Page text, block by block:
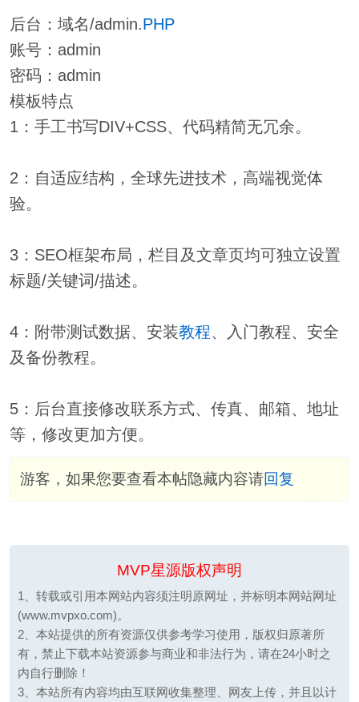
后台：域名/admin.PHP
账号：admin
密码：admin
模板特点
1：手工书写DIV+CSS、代码精简无冗余。
2：自适应结构，全球先进技术，高端视觉体
验。
3：SEO框架布局，栏目及文章页均可独立设置
标题/关键词/描述。
4：附带测试数据、安装教程、入门教程、安全
及备份教程。
5：后台直接修改联系方式、传真、邮箱、地址
等，修改更加方便。
游客，如果您要查看本帖隐藏内容请回复
MVP星源版权声明
1、转载或引用本网站内容须注明原网址，并标明本网站网址
(www.mvpxo.com)。
2、本站提供的所有资源仅供参考学习使用，版权归原著所
有，禁止下载本站资源参与商业和非法行为，请在24小时之
内自行删除！
3、本站所有内容均由互联网收集整理、网友上传，并且以计